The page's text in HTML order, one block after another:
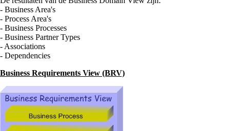
- Business Area's
- Process Area's
- Business Processes
- Business Partner Types
- Associations
- Dependencies
Business Requirements View (BRV)